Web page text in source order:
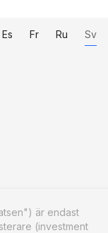
Es Fr Ru Sv
är endast
(investment